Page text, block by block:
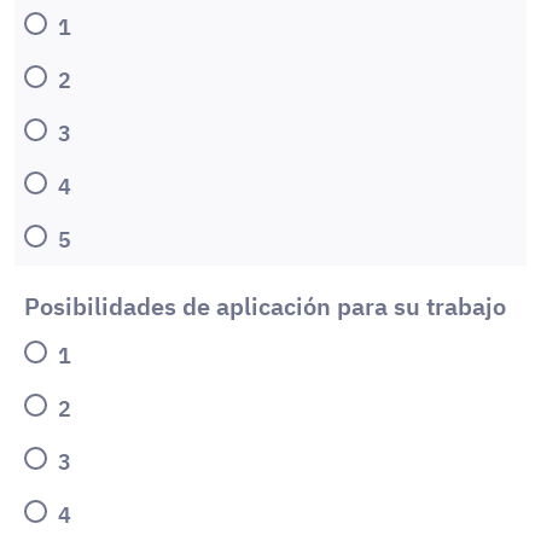
1
2
3
4
5
Posibilidades de aplicación para su trabajo
1
2
3
4